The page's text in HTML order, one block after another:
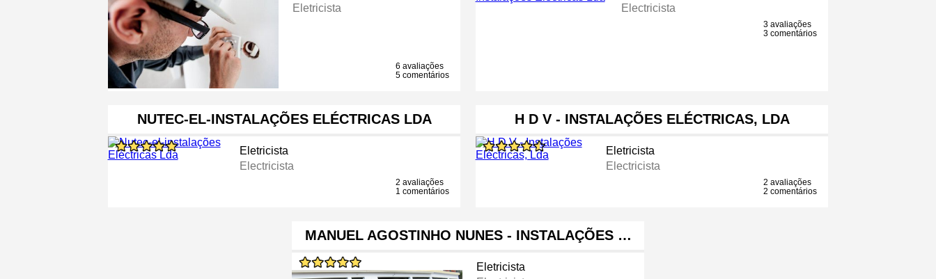
Eletricista
6 avaliações
5 comentários
Electricista
3 avaliações
3 comentários
NUTEC-EL-INSTALAÇÕES ELÉCTRICAS LDA
Eletricista
Electricista
2 avaliações
1 comentários
H D V - INSTALAÇÕES ELÉCTRICAS, LDA
Eletricista
Electricista
2 avaliações
2 comentários
MANUEL AGOSTINHO NUNES - INSTALAÇÕES …
Eletricista